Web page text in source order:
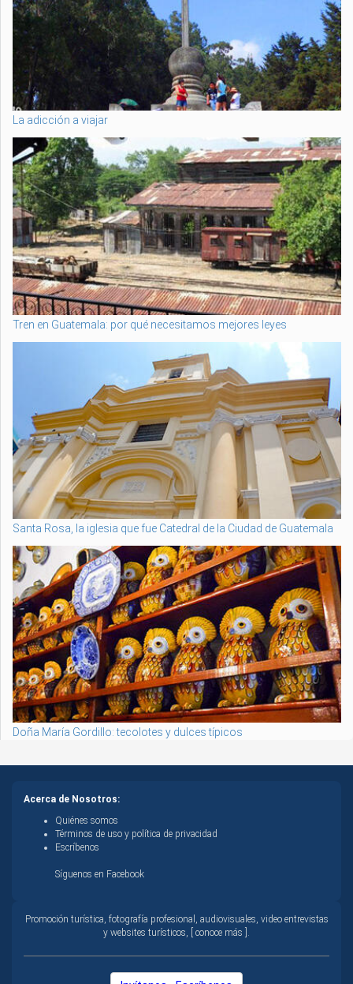
La adicción a viajar
Tren en Guatemala: por qué necesitamos mejores leyes
Santa Rosa, la iglesia que fue Catedral de la Ciudad de Guatemala
Doña María Gordillo: tecolotes y dulces típicos
Acerca de Nosotros:
Quiénes somos
Términos de uso y política de privacidad
Escríbenos
Síguenos en Facebook
Promoción turística, fotografía profesional, audiovisuales, video entrevistas
y websites turísticos, [ conoce más ].